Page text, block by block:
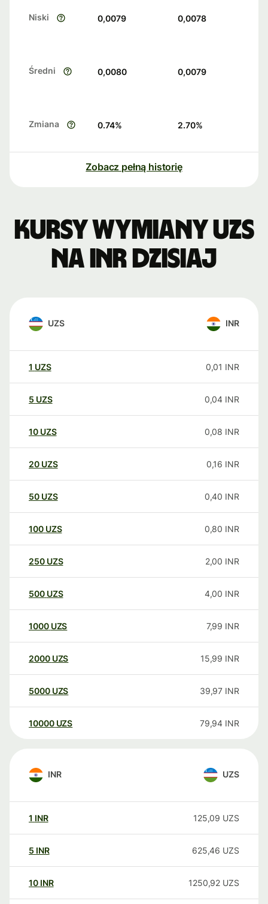
Niski 0,0079 0,0078
Średni 0,0080 0,0079
Zmiana 0.74% 2.70%
Zobacz pełną historię
Kursy wymiany UZS
na INR dzisiaj
UZS INR
1 UZS 0,01 INR
5 UZS 0,04 INR
10 UZS 0,08 INR
20 UZS 0,16 INR
50 UZS 0,40 INR
100 UZS 0,80 INR
250 UZS 2,00 INR
500 UZS 4,00 INR
1000 UZS 7,99 INR
2000 UZS 15,99 INR
5000 UZS 39,97 INR
10000 UZS 79,94 INR
INR UZS
1 INR 125,09 UZS
5 INR 625,46 UZS
10 INR 1250,92 UZS